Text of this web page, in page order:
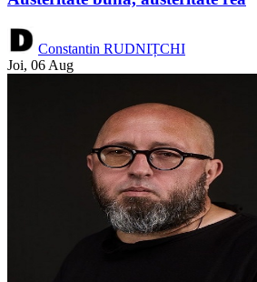
Constantin RUDNIȚCHI
Joi, 06 Aug